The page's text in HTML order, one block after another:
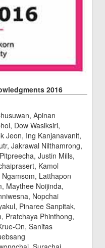
2016
Apinan
Dow Wasiksiri,
Jeon, Ing Kanjanavanit,
Jakrawal Nilthamrong,
Justin Mills,
Kamol
Latthapon
Maythee Noijinda,
Nopchai
Pinaree Sanpitak,
Pratchaya Phinthong,
On, Sanitas